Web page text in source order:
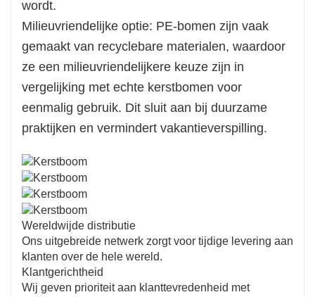
wordt.
Milieuvriendelijke optie: PE-bomen zijn vaak
gemaakt van recyclebare materialen, waardoor
ze een milieuvriendelijkere keuze zijn in
vergelijking met echte kerstbomen voor
eenmalig gebruik. Dit sluit aan bij duurzame
praktijken en vermindert vakantieverspilling.
Wereldwijde distributie
Ons uitgebreide netwerk zorgt voor tijdige levering aan
klanten over de hele wereld.
Klantgerichtheid
Wij geven prioriteit aan klanttevredenheid met